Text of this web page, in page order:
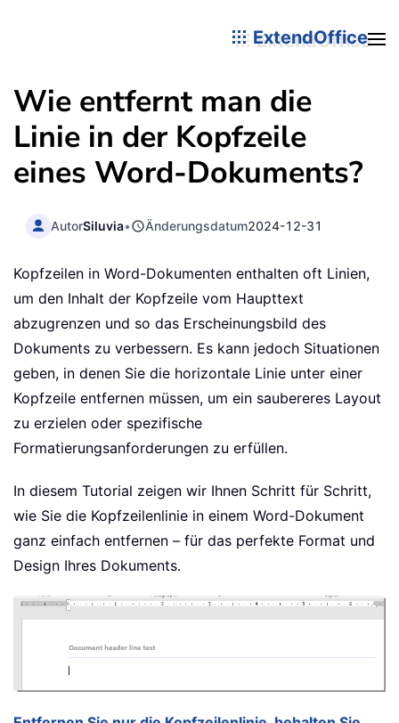
ExtendOffice
Wie entfernt man die
Linie in der Kopfzeile
eines Word-Dokuments?
AutorSiluvia• Änderungsdatum2024-12-31
Kopfzeilen in Word-Dokumenten enthalten oft Linien,
um den Inhalt der Kopfzeile vom Haupttext
abzugrenzen und so das Erscheinungsbild des
Dokuments zu verbessern. Es kann jedoch Situationen
geben, in denen Sie die horizontale Linie unter einer
Kopfzeile entfernen müssen, um ein saubereres Layout
zu erzielen oder spezifische
Formatierungsanforderungen zu erfüllen.
In diesem Tutorial zeigen wir Ihnen Schritt für Schritt,
wie Sie die Kopfzeilenlinie in einem Word-Dokument
ganz einfach entfernen – für das perfekte Format und
Design Ihres Dokuments.